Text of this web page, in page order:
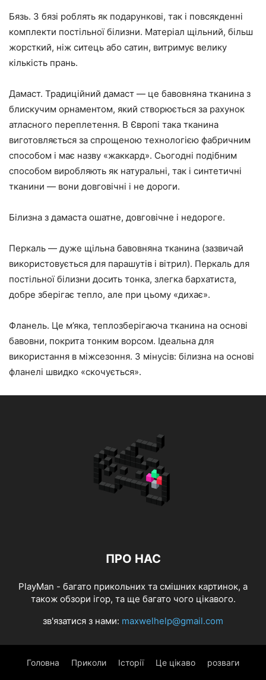
Бязь. З бязі роблять як подарункові, так і повсякденні
комплекти постільної білизни. Матеріал щільний, більш
жорсткий, ніж ситець або сатин, витримує велику
кількість прань.
Дамаст. Традиційний дамаст — це бавовняна тканина з
блискучим орнаментом, який створюється за рахунок
атласного переплетення. В Європі така тканина
виготовляється за спрощеною технологією фабричним
способом і має назву «жаккард». Сьогодні подібним
способом виробляють як натуральні, так і синтетичні
тканини — вони довговічні і не дороги.
Білизна з дамаста ошатне, довговічне і недороге.
Перкаль — дуже щільна бавовняна тканина (зазвичай
використовується для парашутів і вітрил). Перкаль для
постільної білизни досить тонка, злегка бархатиста,
добре зберігає тепло, але при цьому «дихає».
Фланель. Це м’яка, теплозберігаюча тканина на основі
бавовни, покрита тонким ворсом. Ідеальна для
використання в міжсезоння. З мінусів: білизна на основі
фланелі швидко «скочується».
ПРО НАС
PlayMan - багато прикольних та смішних картинок, а
також обзори ігор, та ще багато чого цікавого.
зв'язатися з нами: maxwelhelp@gmail.com
Головна Приколи Історії Це цікаво розваги